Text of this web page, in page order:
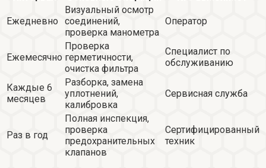
Ежедневно
Визуальный осмотр
соединений,
проверка манометра
Оператор
Ежемесячно
Проверка
герметичности,
очистка фильтра
Специалист по
обслуживанию
Каждые 6
месяцев
Разборка, замена
уплотнений,
калибровка
Сервисная служба
Раз в год
Полная инспекция,
проверка
предохранительных
клапанов
Сертифицированный
техник